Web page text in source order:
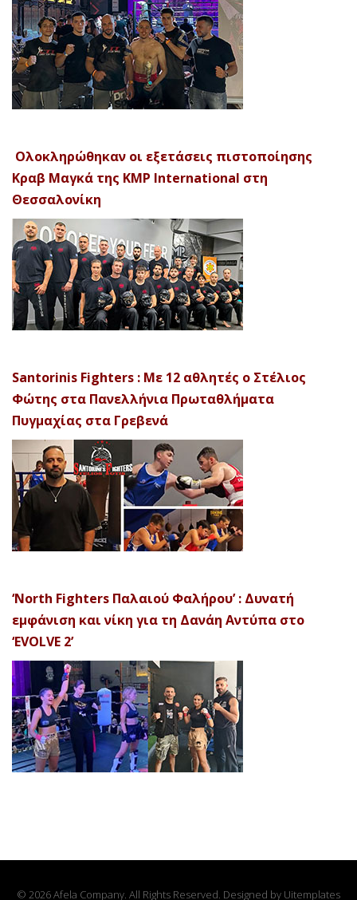
Ολοκληρώθηκαν οι εξετάσεις πιστοποίησης
Κραβ Μαγκά της KMP International στη
Θεσσαλονίκη
Santorinis Fighters : Με 12 αθλητές ο Στέλιος
Φώτης στα Πανελλήνια Πρωταθλήματα
Πυγμαχίας στα Γρεβενά
‘North Fighters Παλαιού Φαλήρου’ : Δυνατή
εμφάνιση και νίκη για τη Δανάη Αντύπα στο
‘EVOLVE 2’
© 2026 Afela Company. All Rights Reserved. Designed by Uitemplates